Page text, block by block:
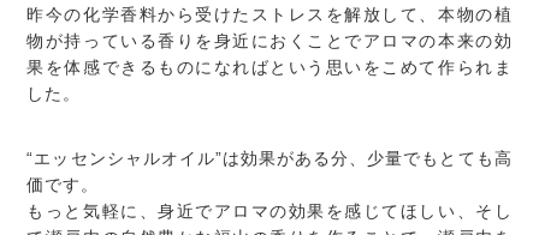
昨今の化学香料から受けたストレスを解放して、本物の植
物が持っている香りを身近におくことでアロマの本来の効
果を体感できるものになればという思いをこめて作られま
した。
“エッセンシャルオイル”は効果がある分、少量でもとても高
価です。
もっと気軽に、身近でアロマの効果を感じてほしい、そし